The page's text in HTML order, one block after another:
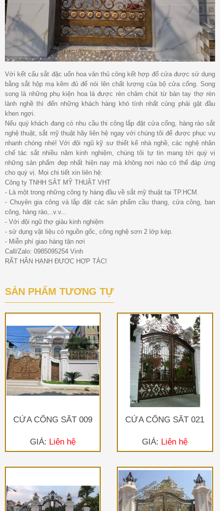
Với kết cấu sắt đặc uốn hoa văn thủ công kết hợp đố cửa được sử dụng
bằng sắt hộp mạ kẽm đủ để nói lên chất lượng của bộ cửa cổng. Song
song là những phụ kiện hoa lá được rèn chăm chút từ bàn tay thợ rèn
lành nghề thì đến những khách hàng khó tính nhất củng phải gật đầu
khen ngợi.
Nếu quý khách đang có nhu cầu thi công lắp đặt cửa cổng, hàng rào sắt
nghệ thuật, sắt mỹ thuật hãy liên hệ ngay với chúng tôi để được phục vụ
nhanh chóng nhé! Với đội ngũ kỹ sư thiết kế nhà nghề, các nghệ nhân
chế tác sắt nhiều năm kinh nghiệm, chúng tôi tự tin mang tới quý vị
những sản phẩm đẹp nhất hiện nay mà không nơi nào có thể đáp ứng
cho quý vị. Mọi chi tiết xin liên hệ:
Công ty TNHH SẮT MỸ THUẬT VHT
- Là một trong những công ty hàng đầu về sắt mỹ thuật tại TP.HCM.
- Chuyên gia công và lắp đặt các sản phẩm cầu thang, cửa công, ban
công, hàng rào,..v.v...
- Với đội ngũ thợ giàu kinh nghiệm
- sử dụng vật liệu có nguồn gốc, công nghệ sơn 2 lớp kép.
- Miễn phí giao hàng tận nơi
Call/Zalo: 0985095254 Vinh
RẤT HÂN HẠNH ĐƯỢC HỢP TÁC!
SẢN PHẨM TƯƠNG TỰ
CỬA CỔNG SẮT 009
GIÁ: Liên hệ
CỬA CỔNG SẮT 021
GIÁ: Liên hệ